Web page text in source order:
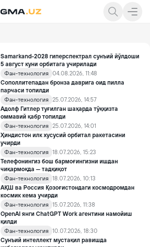
Samarkand-2028 гиперспектрал сунъий йўлдоши
5 август куни орбитага учирилади
Фан-технология 04.08.2026, 11:48
Сополлитепадан бронза даврига оид пилла
парчаси топилди
Фан-технология 25.07.2026, 14:57
Адолф Гитлер туғилган шаҳарда тўққизта
оммавий қабр топилди
Фан-технология 25.07.2026, 14:01
Ҳиндистон илк хусусий орбитал ракетасини
учирди
Фан-технология 18.07.2026, 15:23
Телефонингиз бош бармоғингизни ишдан
чиқармоқда — тадқиқот
Фан-технология 18.07.2026, 10:13
АҚШ ва Россия Қозоғистондаги космодромдан
космик кема учирди
Фан-технология 15.07.2026, 11:38
OpenAI янги ChatGPT Work агентини намойиш
қилди
Фан-технология 10.07.2026, 18:30
Сунъий интеллект мустақил равишда